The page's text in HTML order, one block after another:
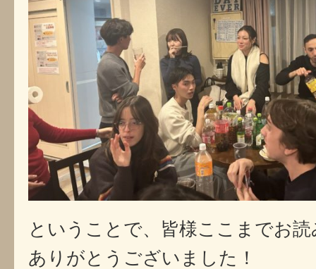
ということで、皆様ここまでお
ありがとうございました！